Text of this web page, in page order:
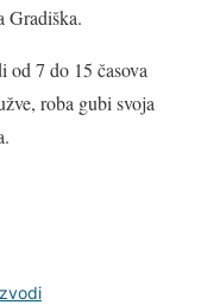
Gradiška.
od 7 do 15 časova
roba gubi svoja